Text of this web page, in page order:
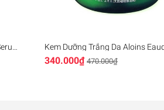
Kem Dưỡng Trắng Da Aloins
Cream S Nhật Bản
340.000₫ 470.000₫